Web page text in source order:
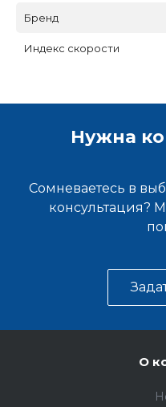
Бренд
Индекс скорости
Нужна
Сомневаетесь в
консультация?
О